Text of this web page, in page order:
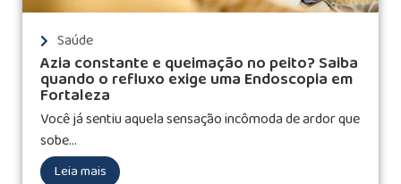
Saúde
Azia constante e queimação no peito? Saiba
quando o refluxo exige uma Endoscopia em
Fortaleza
Você já sentiu aquela sensação incômoda de ardor que
sobe...
Leia mais